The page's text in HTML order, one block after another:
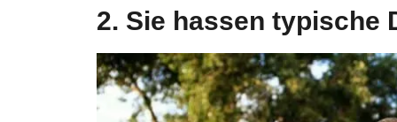
2. Sie hassen typische